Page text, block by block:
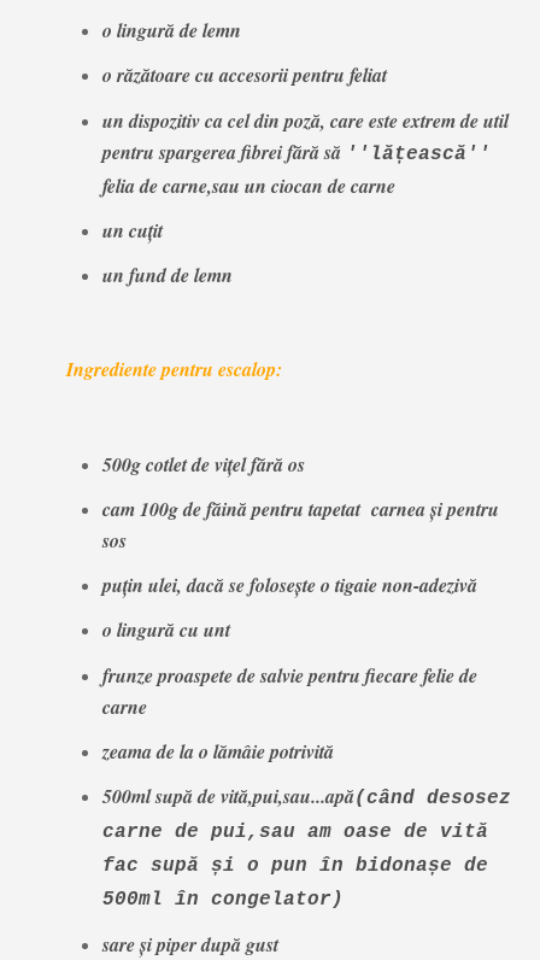
o lingură de lemn
o răzătoare cu accesorii pentru feliat
un dispozitiv ca cel din poză, care este extrem de util
pentru spargerea fibrei fără să ''lățească''
felia de carne,sau un ciocan de carne
un cuțit
un fund de lemn
Ingrediente pentru escalop:
500g cotlet de vițel fără os
cam 100g de făină pentru tapetat carnea și pentru
sos
puțin ulei, dacă se folosește o tigaie non-adezivă
o lingură cu unt
frunze proaspete de salvie pentru fiecare felie de
carne
zeama de la o lămâie potrivită
500ml supă de vită,pui,sau...apă(când desosez
carne de pui,sau am oase de vită
fac supă și o pun în bidonașe de
500ml în congelator)
sare și piper după gust